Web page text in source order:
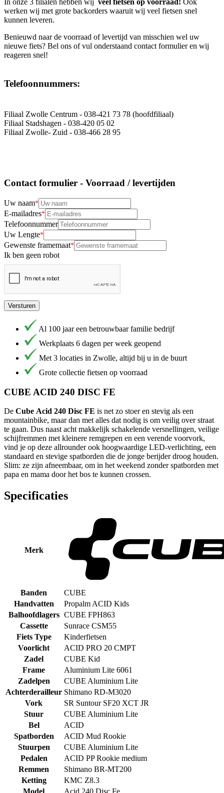
In onze 3 filialen hebben wij veel fietsen op voorraad! Ook
werken wij met grote backorders waaruit wij veel fietsen snel
kunnen leveren.
Benieuwd naar de voorraad of levertijd van misschien wel uw
nieuwe fiets? Bel ons of vul onderstaand contact formulier en wij
reageren snel!
Telefoonnummers:
Filiaal Zwolle Centrum - 038-421 73 78 (hoofdfiliaal)
Filiaal Stadshagen - 038-420 05 02
Filiaal Zwolle- Zuid - 038-466 28 95
Contact formulier - Voorraad / levertijden
Uw naam
E-mailadres
Telefoonnummer
Uw Lengte
Gewenste framemaat
Ik ben geen robot
Versturen
Al 100 jaar een betrouwbaar familie bedrijf
Werkplaats 6 dagen per week geopend
Met 3 locaties in Zwolle, altijd bij u in de buurt
Grote collectie fietsen op voorraad
CUBE ACID 240 DISC FE
De Cube Acid 240 Disc FE is net zo stoer en stevig als een
mountainbike, maar dan met alles dat nodig is om veilig over straat
te gaan. Dus naast acht makkelijk schakelende versnellingen, veilige
schijfremmen met kleinere remgrepen en een verende voorvork,
vind je op deze allrounder ook hoogwaardige LED-verlichting, een
standaard en stevige spatborden die de jonge berijder droog houden.
Slim: ze zijn afneembaar, om in het weekend zonder spatborden met
papa en mama door het bos te kunnen crossen.
Specificaties
Merk
Banden
CUBE
Handvatten
Propalm ACID Kids
Balhoofdlagers CUBE FPH863
Cassette
Sunrace CSM55
Fiets Type
Kinderfietsen
Voorlicht
ACID PRO 20 CMPT
Zadel
CUBE Kid
Frame
Aluminium Lite 6061
Zadelpen
CUBE Aluminium Lite
Achterderailleur Shimano RD-M3020
Vork
SR Suntour SF20 XCT JR
Stuur
CUBE Aluminium Lite
Bel
ACID
Spatborden
ACID Mud Rookie
Stuurpen
CUBE Aluminium Lite
Pedalen
ACID PP Rookie medium
Remmen
Shimano BR-MT200
Ketting
KMC Z8.3